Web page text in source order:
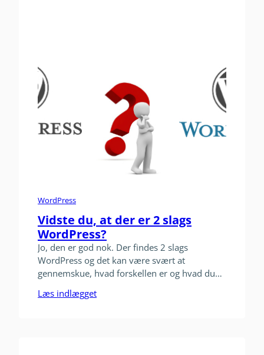
WordPress
Vidste du, at der er 2 slags
WordPress?
Jo, den er god nok. Der findes 2 slags
WordPress og det kan være svært at
gennemskue, hvad forskellen er og hvad du
kan hjælpe dig med at tage den beslutning,
Læs indlægget